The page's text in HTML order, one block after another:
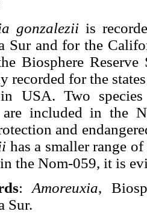
gonzalezii is
Sur and for the
Biosphere Reserve
recorded for the
USA. Two
included in the
and
has a smaller range
the Nom-059, it is
:Amoreuxia,
Sur.